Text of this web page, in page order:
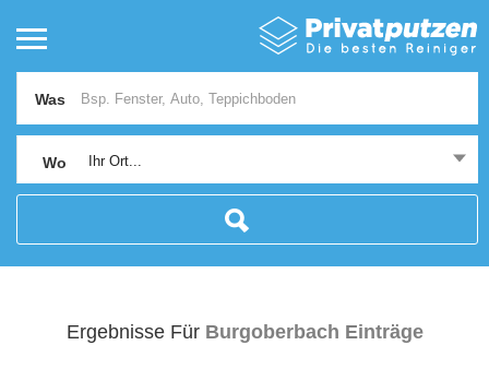
Was
Wo Ihr Ort...
Ergebnisse Für Burgoberbach Einträge